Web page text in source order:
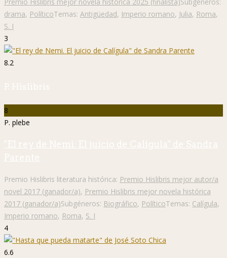
drama, PolíticoTemas: Antigüedad, Imperio romano, Julia, Roma,
S. I
3
8.2
P. Hislibris
8
P. plebe
"El rey de Nemi. El juicio de Calígula" de Sandra
Parente
Premio Hislibris literatura histórica: Premio Hislibris mejor autor/a
novel 2017 (ganador/a), Premio Hislibris mejor novela histórica
2017 (ganador/a)Subgéneros: Biográfico, PolíticoTemas: Calígula,
Imperio romano, Roma, S. I
4
6.6